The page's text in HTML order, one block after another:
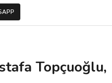
Topçuoğlu,